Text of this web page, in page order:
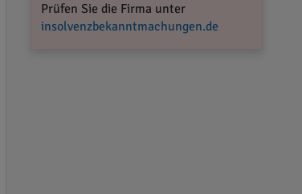
Prüfen Sie die Firma unter
insolvenzbekanntmachungen.de